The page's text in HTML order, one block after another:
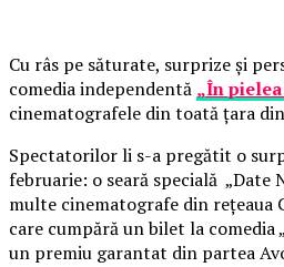
Cu râs pe săturate, surprize și
comedia independentă „În
cinematografele din toată țara
Spectatorilor li s-a pregătit o
februarie: o seară specială „Date
multe cinematografe din rețeaua
care cumpără un bilet la comedia
un premiu garantat din partea